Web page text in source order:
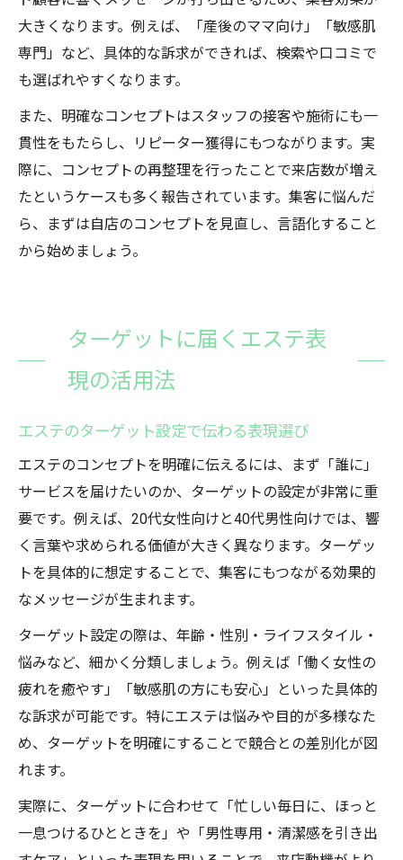
大きくなります。例えば、「産後のママ向け」「敏感肌
専門」など、具体的な訴求ができれば、検索や口コミで
も選ばれやすくなります。
また、明確なコンセプトはスタッフの接客や施術にも一
貫性をもたらし、リピーター獲得にもつながります。実
際に、コンセプトの再整理を行ったことで来店数が増え
たというケースも多く報告されています。集客に悩んだ
ら、まずは自店のコンセプトを見直し、言語化すること
から始めましょう。
ターゲットに届くエステ表
現の活用法
エステのターゲット設定で伝わる表現選び
エステのコンセプトを明確に伝えるには、まず「誰に」
サービスを届けたいのか、ターゲットの設定が非常に重
要です。例えば、20代女性向けと40代男性向けでは、響
く言葉や求められる価値が大きく異なります。ターゲッ
トを具体的に想定することで、集客にもつながる効果的
なメッセージが生まれます。
ターゲット設定の際は、年齢・性別・ライフスタイル・
悩みなど、細かく分類しましょう。例えば「働く女性の
疲れを癒やす」「敏感肌の方にも安心」といった具体的
な訴求が可能です。特にエステは悩みや目的が多様なた
め、ターゲットを明確にすることで競合との差別化が図
れます。
実際に、ターゲットに合わせて「忙しい毎日に、ほっと
一息つけるひとときを」や「男性専用・清潔感を引き出